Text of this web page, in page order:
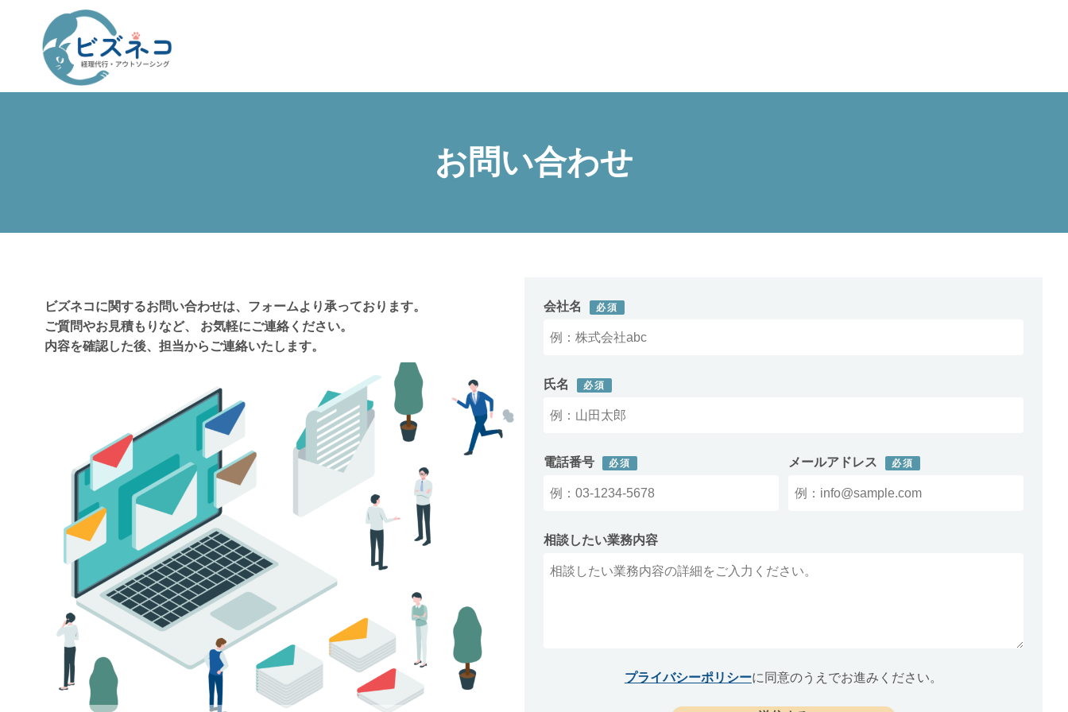
お問い合わせ
ビズネコに関するお問い合わせは、フォームより承っております。
ご質問やお見積もりなど、 お気軽にご連絡ください。
内容を確認した後、担当からご連絡いたします。
会社名 必須
氏名 必須
電話番号 必須 メールアドレス 必須
相談したい業務内容
プライバシーポリシーに同意のうえでお進みください。